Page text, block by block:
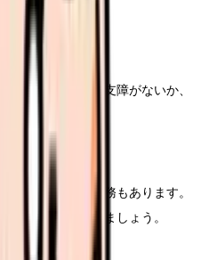
か？
ります。本業に支障がないか、
さい。
か？
を求められる業務もあります。
ー体制を確認しましょう。